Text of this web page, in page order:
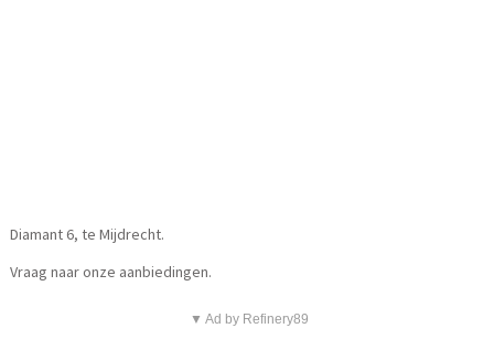
Diamant 6, te Mijdrecht.
Vraag naar onze aanbiedingen.
▼ Ad by Refinery89